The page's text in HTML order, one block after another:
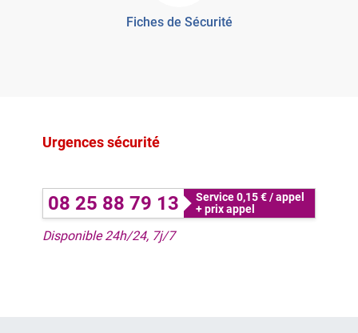
Fiches de Sécurité
Urgences sécurité
08 25 88 79 13
Service 0,15 € / appel
+ prix appel
Disponible 24h/24, 7j/7